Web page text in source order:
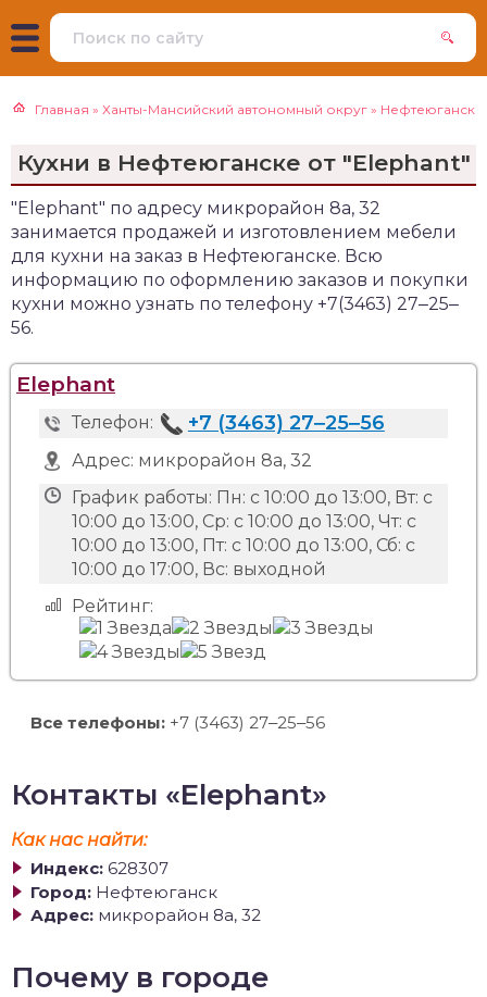
Главная » Ханты-Мансийский автономный округ » Нефтеюганск
Кухни в Нефтеюганске от "Elephant"
"Elephant" по адресу микрорайон 8а, 32
занимается продажей и изготовлением мебели
для кухни на заказ в Нефтеюганске. Всю
информацию по оформлению заказов и покупки
кухни можно узнать по телефону +7(3463) 27‒25‒
56.
Elephant
Телефон: +7 (3463) 27‒25‒56
Адрес: микрорайон 8а, 32
График работы: Пн: с 10:00 до 13:00, Вт: с
10:00 до 13:00, Ср: с 10:00 до 13:00, Чт: с
10:00 до 13:00, Пт: с 10:00 до 13:00, Сб: с
10:00 до 17:00, Вс: выходной
Рейтинг:
Все телефоны: +7 (3463) 27‒25‒56
Контакты «Elephant»
Как нас найти:
Индекс: 628307
Город: Нефтеюганск
Адрес: микрорайон 8а, 32
Почему в городе